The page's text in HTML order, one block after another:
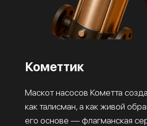
Кометтик
Маскот насосов Кометта
как талисман, а как живой
его основе — флагманская